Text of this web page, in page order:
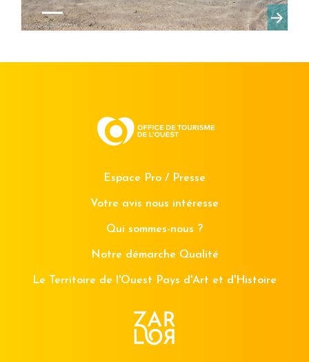
Espace Pro / Presse
Votre avis nous intéresse
Qui sommes-nous ?
Notre démarche Qualité
Le Territoire de l'Ouest Pays d'Art et d'Histoire